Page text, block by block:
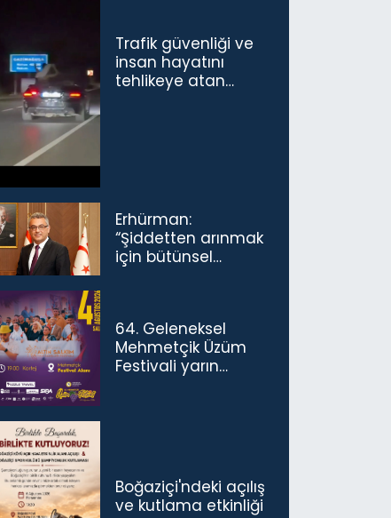
Trafik güvenliği ve
insan hayatını
tehlikeye atan
Erhürman:
“Şiddetten arınmak
için bütünsel
64. Geleneksel
Mehmetçik Üzüm
Festivali yarın
Boğaziçi'ndeki açılış
ve kutlama etkinliği